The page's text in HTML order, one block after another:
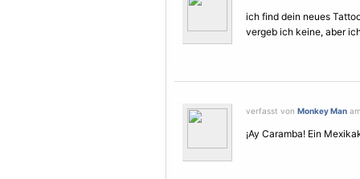
ich find dein neues
vergeb ich keine, aber
verfasst von Monkey Man
¡Ay Caramba! Ein